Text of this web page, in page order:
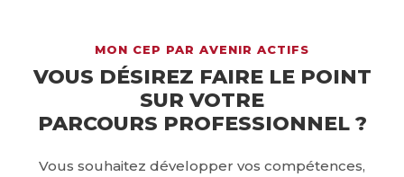
MON CEP PAR AVENIR ACTIFS
VOUS DÉSIREZ FAIRE LE POINT
SUR VOTRE
PARCOURS PROFESSIONNEL ?
Vous souhaitez développer vos compétences,